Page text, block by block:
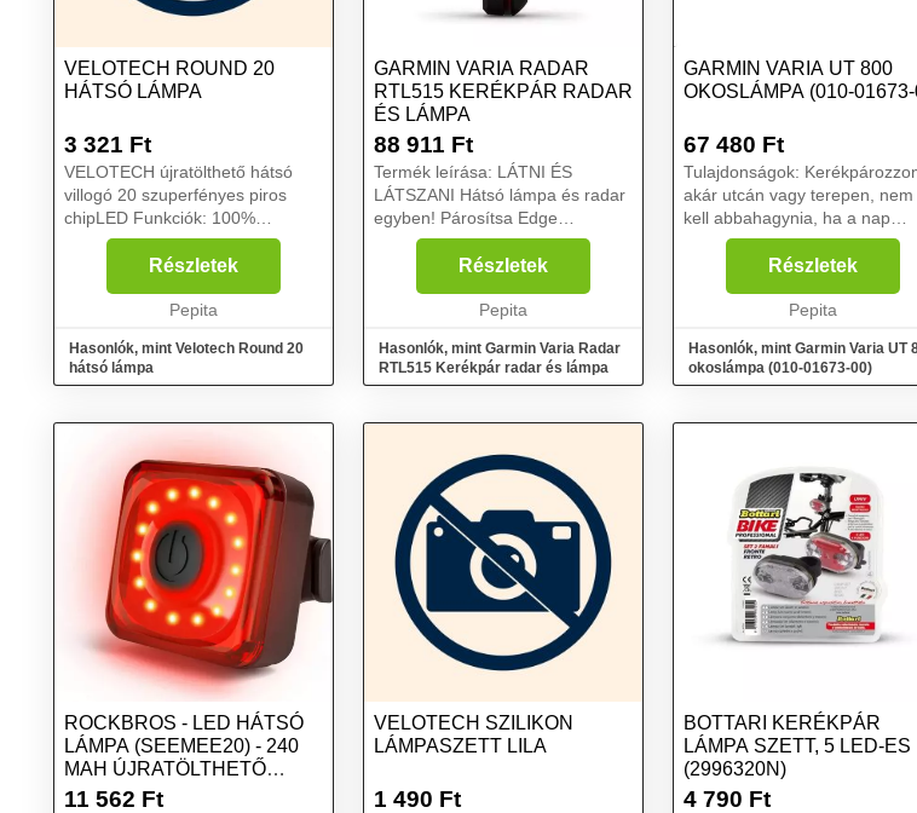
VELOTECH ROUND 20
HÁTSÓ LÁMPA
3 321 Ft
VELOTECH újratölthető hátsó
villogó 20 szuperfényes piros
chipLED Funkciók: 100%
folyamatos (2,5h) - 50%
folyamatos (4h) - 25% folyamatos
(10h) - 100% villogás (5h) - 50%
villogás (10h) - 25% villogá...
Részletek
Pepita
Hasonlók, mint Velotech Round 20
hátsó lámpa
GARMIN VARIA RADAR
RTL515 KERÉKPÁR RADAR
ÉS LÁMPA
88 911 Ft
Termék leírása: LÁTNI ÉS
LÁTSZANI Hátsó lámpa és radar
egyben! Párosítsa Edge
kerékpáros computerrel vagy a
kompatibilis okostelefonjával, ezt
követően figyelmeztetni fogja a
hátulról érkező járművek...
Részletek
Pepita
Hasonlók, mint Garmin Varia Radar
RTL515 Kerékpár radar és lámpa
GARMIN VARIA UT 800
OKOSLÁMPA (010-
67 480 Ft
Tulajdonságok: Kerékpározzon
akár utcán vagy terepen, nem
kell abbahagynia, ha a nap
lemegy. Ahogy sebessége
változik, úgy szabályozza
a Varia UT800. Ha arra
Edge kerékpáros készülékke...
Részletek
Pepita
Hasonlók, mint Garmin Varia UT
okoslámpa (010-01673-00)
ROCKBROS - LED HÁTSÓ
LÁMPA (SEEMEE20) - 240
MAH ÚJRATÖLTHETŐ
AKKU...
11 562 Ft
VELOTECH SZILIKON
LÁMPASZETT LILA
1 490 Ft
BOTTARI KERÉKPÁR
LÁMPA SZETT, 5 LED-ES
(2996320N)
4 790 Ft